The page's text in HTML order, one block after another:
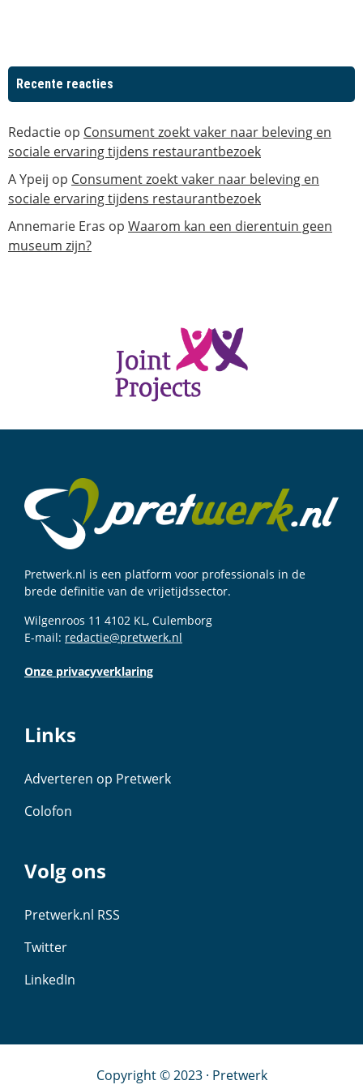
Recente reacties
Redactie op Consument zoekt vaker naar beleving en
sociale ervaring tijdens restaurantbezoek
A Ypeij op Consument zoekt vaker naar beleving en
sociale ervaring tijdens restaurantbezoek
Annemarie Eras op Waarom kan een dierentuin geen
museum zijn?
Pretwerk.nl is een platform voor professionals in de
brede definitie van de vrijetijdssector.
Wilgenroos 11 4102 KL, Culemborg
E-mail: redactie@pretwerk.nl
Onze privacyverklaring
Links
Adverteren op Pretwerk
Colofon
Volg ons
Pretwerk.nl RSS
Twitter
LinkedIn
Copyright © 2023 · Pretwerk